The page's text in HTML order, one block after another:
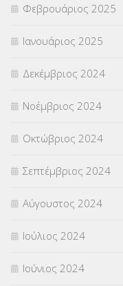
Φεβρουάριος 2025
Ιανουάριος 2025
Δεκέμβριος 2024
Νοέμβριος 2024
Οκτώβριος 2024
Σεπτέμβριος 2024
Αύγουστος 2024
Ιούλιος 2024
Ιούνιος 2024